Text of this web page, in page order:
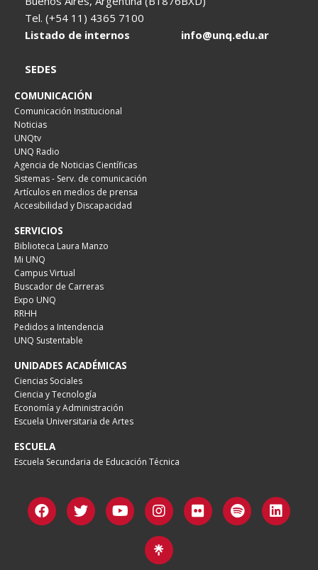
Tel. (+54 11) 4365 7100
Listado de internos
info@unq.edu.ar
SEDES
COMUNICACIÓN
Comunicación Institucional
Noticias
UNQtv
UNQ Radio
Agencia de Noticias Científicas
Sistemas - Serv. de comunicación
Artículos en medios de prensa
Accesibilidad y Discapacidad
SERVICIOS
Biblioteca Laura Manzo
Mi UNQ
Campus Virtual
Buscador de Carreras
Expo UNQ
RRHH
Pedidos a Intendencia
UNQ Sustentable
UNIDADES ACADÉMICAS
Ciencias Sociales
Ciencia y Tecnología
Economía y Administración
Escuela Universitaria de Artes
ESCUELA
Escuela Secundaria de Educación Técnica